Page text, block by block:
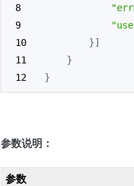
}]
}
}
参数说明：
参数